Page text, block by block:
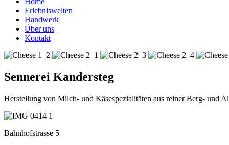
Erlebniswelten
Handwerk
Über uns
Kontakt
Sennerei Kandersteg
Herstellung von Milch- und Käsespezialitäten aus reiner Berg- und
Bahnhofstrasse 5